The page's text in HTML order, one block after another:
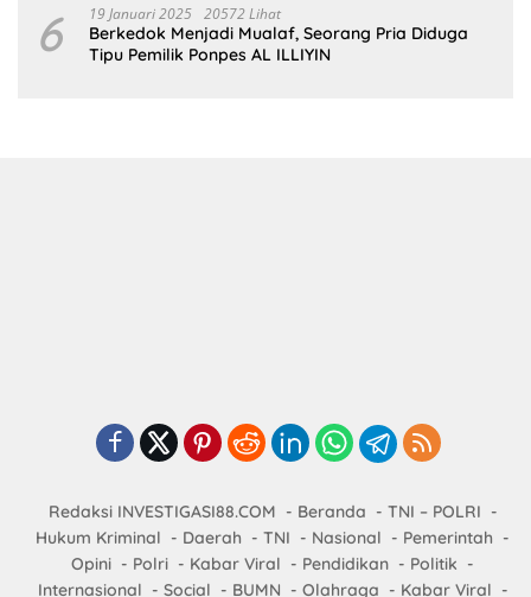
6 19 Januari 2025 20572 Lihat
Berkedok Menjadi Mualaf, Seorang Pria Diduga
Tipu Pemilik Ponpes AL ILLIYIN
Redaksi INVESTIGASI88.COM Beranda
TNI – POLRI
Hukum Kriminal
Daerah TNI Nasional
Pemerintah
Opini
Polri Kabar Viral Pendidikan
Politik
Internasional
Social BUMN Olahraga Kabar Viral